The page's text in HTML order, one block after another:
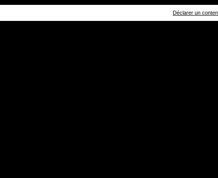
Déclarer un